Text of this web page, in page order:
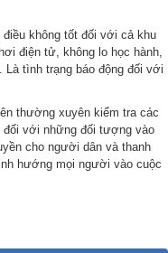
không tốt đối với cả khu
điện tử, không lo học hành,
tình trạng báo động đối với
thường xuyên kiểm tra các
đối với những đối tượng vào
cho người dân và thanh
hướng mọi người vào cuộc